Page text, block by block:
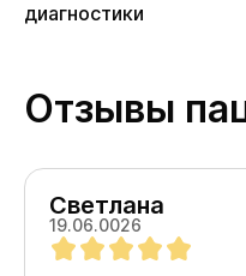
диагностики
Отзывы
Светлана
19.06.0026